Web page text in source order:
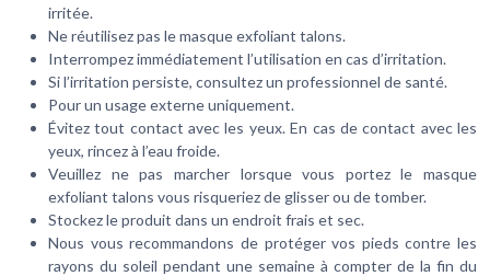
irritée.
Ne réutilisez pas le masque exfoliant talons.
Interrompez immédiatement l’utilisation en cas d’irritation.
Si l’irritation persiste, consultez un professionnel de santé.
Pour un usage externe uniquement.
Évitez tout contact avec les yeux. En cas de contact avec les
yeux, rincez à l’eau froide.
Veuillez ne pas marcher lorsque vous portez le masque
exfoliant talons vous risqueriez de glisser ou de tomber.
Stockez le produit dans un endroit frais et sec.
Nous vous recommandons de protéger vos pieds contre les
rayons du soleil pendant une semaine à compter de la fin du